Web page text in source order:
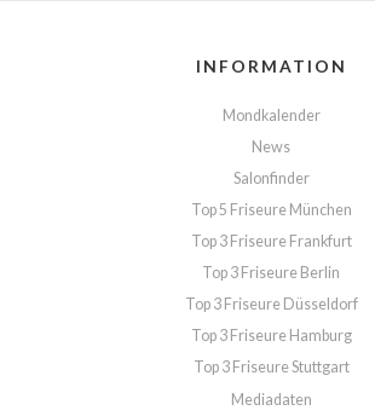
INFORMATION
Mondkalender
News
Salonfinder
Top 5 Friseure München
Top 3 Friseure Frankfurt
Top 3 Friseure Berlin
Top 3 Friseure Düsseldorf
Top 3 Friseure Hamburg
Top 3 Friseure Stuttgart
Mediadaten